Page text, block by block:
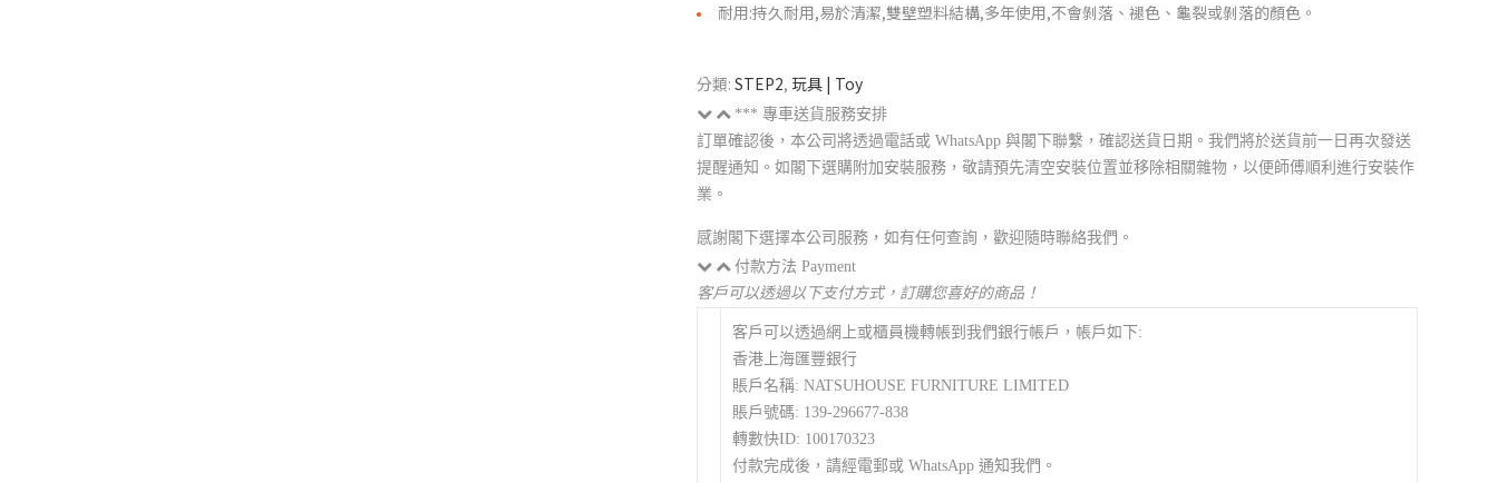
耐用:持久耐用,易於清潔,雙壁塑料結構,多年使用,不會剝落、褪色、龜裂或剝落的顏色。
分類: STEP2, 玩具 | Toy
*** 專車送貨服務安排
訂單確認後，本公司將透過電話或 WhatsApp 與閣下聯繫，確認送貨日期。我們將於送貨前一日再次發送
提醒通知。如閣下選購附加安裝服務，敬請預先清空安裝位置並移除相關雜物，以便師傅順利進行安裝作
業。
感謝閣下選擇本公司服務，如有任何查詢，歡迎隨時聯絡我們。
付款方法 Payment
客戶可以透過以下支付方式，訂購您喜好的商品！
客戶可以透過網上或櫃員機轉帳到我們銀行帳戶，帳戶如下:
香港上海匯豐銀行
賬戶名稱: NATSUHOUSE FURNITURE LIMITED
賬戶號碼: 139-296677-838
轉數快ID: 100170323
付款完成後，請經電郵或 WhatsApp 通知我們。